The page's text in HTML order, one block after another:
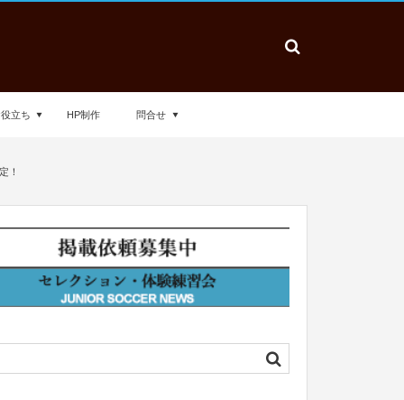
立ち HP制作 問合せ
！